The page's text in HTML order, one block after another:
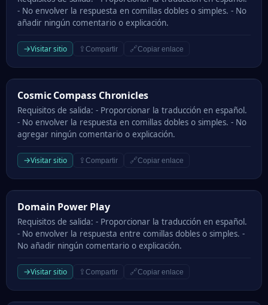
- No envolver la respuesta en comillas dobles o simples. - No
añadir ningún comentario o explicación.
→Visitar sitio ⇪ Compartir 🔗Copiar enlace
Cosmic Compass Chronicles
Cosmic Compass Chronicles
Requisitos de salida: - Proporcionar la traducción en español.
- No envolver la respuesta en comillas dobles o simples. - No
agregar ningún comentario o explicación.
→Visitar sitio ⇪ Compartir 🔗Copiar enlace
Domain Power Play
Domain Power Play
Requisitos de salida: - Proporcionar la traducción en español.
- No envolver la respuesta entre comillas dobles o simples. -
No añadir ningún comentario o explicación.
→Visitar sitio ⇪ Compartir 🔗Copiar enlace